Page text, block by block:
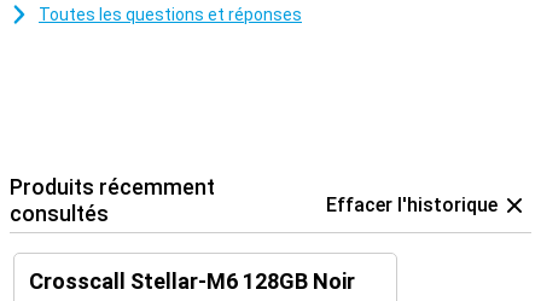
Toutes les questions et réponses
Produits récemment
consultés
Effacer l'historique
Crosscall Stellar-M6 128GB Noir